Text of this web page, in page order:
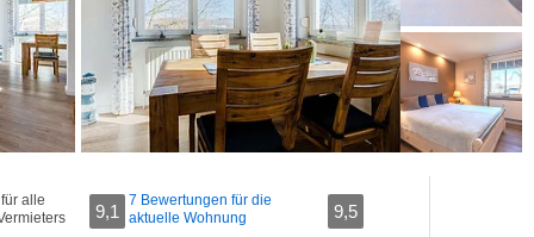
alle
9,1
7 Bewertungen für die
aktuelle Wohnung
9,5